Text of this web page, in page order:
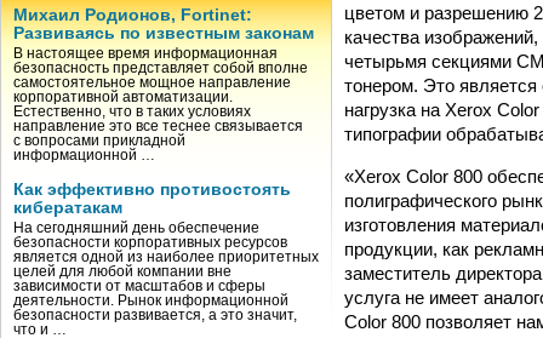
Михаил Родионов, Fortinet:
Развиваясь по известным законам
В настоящее время информационная
безопасность представляет собой вполне
самостоятельное мощное направление
корпоративной автоматизации.
Естественно, что в таких условиях
направление это все теснее связывается
с вопросами прикладной
информационной …
Как эффективно противостоять
кибератакам
На сегодняшний день обеспечение
безопасности корпоративных ресурсов
является одной из наиболее приоритетных
целей для любой компании вне
зависимости от масштабов и сферы
деятельности. Рынок информационной
безопасности развивается, а это значит,
что и …
цветом и разрешению
качества
четырьмя секциями
тонером. Это
нагрузка на Xerox
типографии
«Xerox Color 800
полиграфического
изготовления
продукции, как
заместитель
услуга не имеет
Color 800 позволяет